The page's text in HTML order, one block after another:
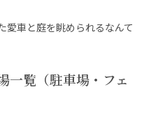
愛車と庭を眺められるなんて
一覧（駐車場・フェ